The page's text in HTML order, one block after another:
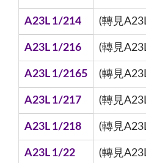
A23L 1/214 (轉見
A23L 1/216 (轉見
A23L 1/2165 (轉見
A23L 1/217 (轉見
A23L 1/218 (轉見
A23L 1/22 (轉見